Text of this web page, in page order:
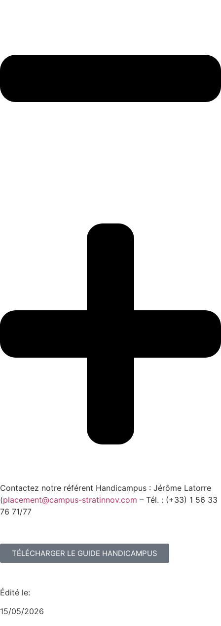
Contactez notre référent Handicampus : Jérôme Latorre
(placement@campus-stratinnov.com – Tél. : (+33) 1 56 33
76 71/77
TÉLÉCHARGER LE GUIDE HANDICAMPUS
Édité le:
15/05/2026